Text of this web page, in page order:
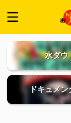
水ダウ
ドキュメン